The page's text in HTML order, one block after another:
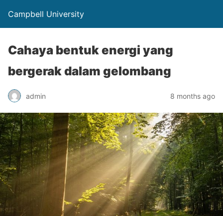
Campbell University
Cahaya bentuk energi yang
bergerak dalam gelombang
admin 8 months ago